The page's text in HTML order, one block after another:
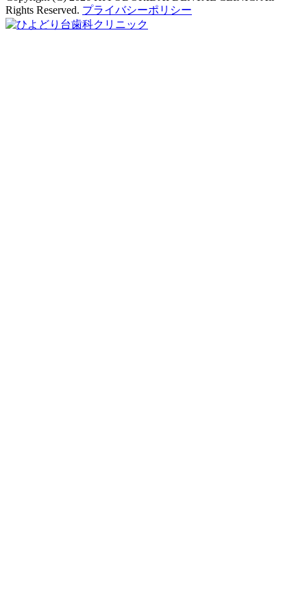
Rights Reserved. プライバシーポリシー